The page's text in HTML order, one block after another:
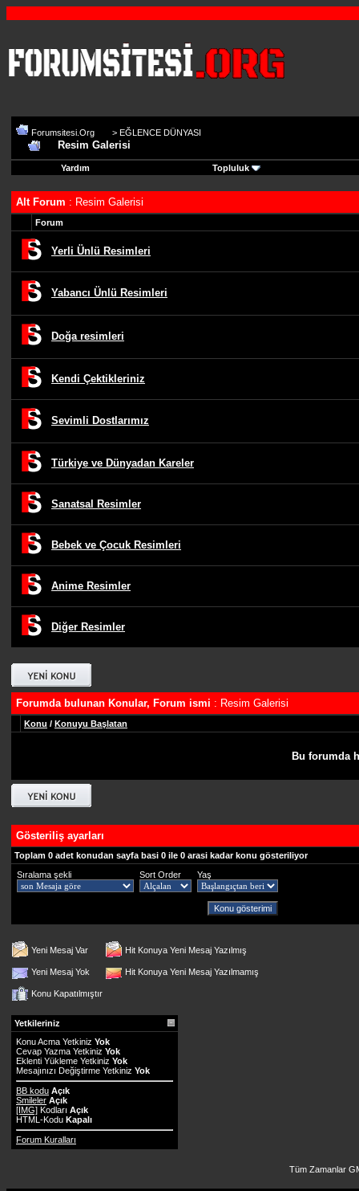
Forumsitesi.Org > EĞLENCE DÜNYASI
Resim Galerisi
Yardım Topluluk
Alt Forum : Resim Galerisi
Forum
Yerli Ünlü Resimleri
Yabancı Ünlü Resimleri
Doğa resimleri
Kendi Çektikleriniz
Sevimli Dostlarımız
Türkiye ve Dünyadan Kareler
Sanatsal Resimler
Bebek ve Çocuk Resimleri
Anime Resimler
Diğer Resimler
Forumda bulunan Konular, Forum ismi : Resim Galerisi
Konu / Konuyu Başlatan
Bu forumda
Gösteriliş ayarları
Toplam 0 adet konudan sayfa basi 0 ile 0 arasi kadar konu gösteriliyor
Sıralama şekli
Sort Order Yaş
Yeni Mesaj Var Hit Konuya Yeni Mesaj Yazılmış
Yeni Mesaj Yok Hit Konuya Yeni Mesaj Yazılmamış
Konu Kapatılmıştır
Yetkileriniz
Konu Acma Yetkiniz Yok
Cevap Yazma Yetkiniz Yok
Eklenti Yükleme Yetkiniz Yok
Mesajınızı Değiştirme Yetkiniz Yok
BB kodu Açık
Smileler Açık
[IMG] Kodları Açık
HTML-Kodu Kapalı
Forum Kuralları
Tüm Zamanlar